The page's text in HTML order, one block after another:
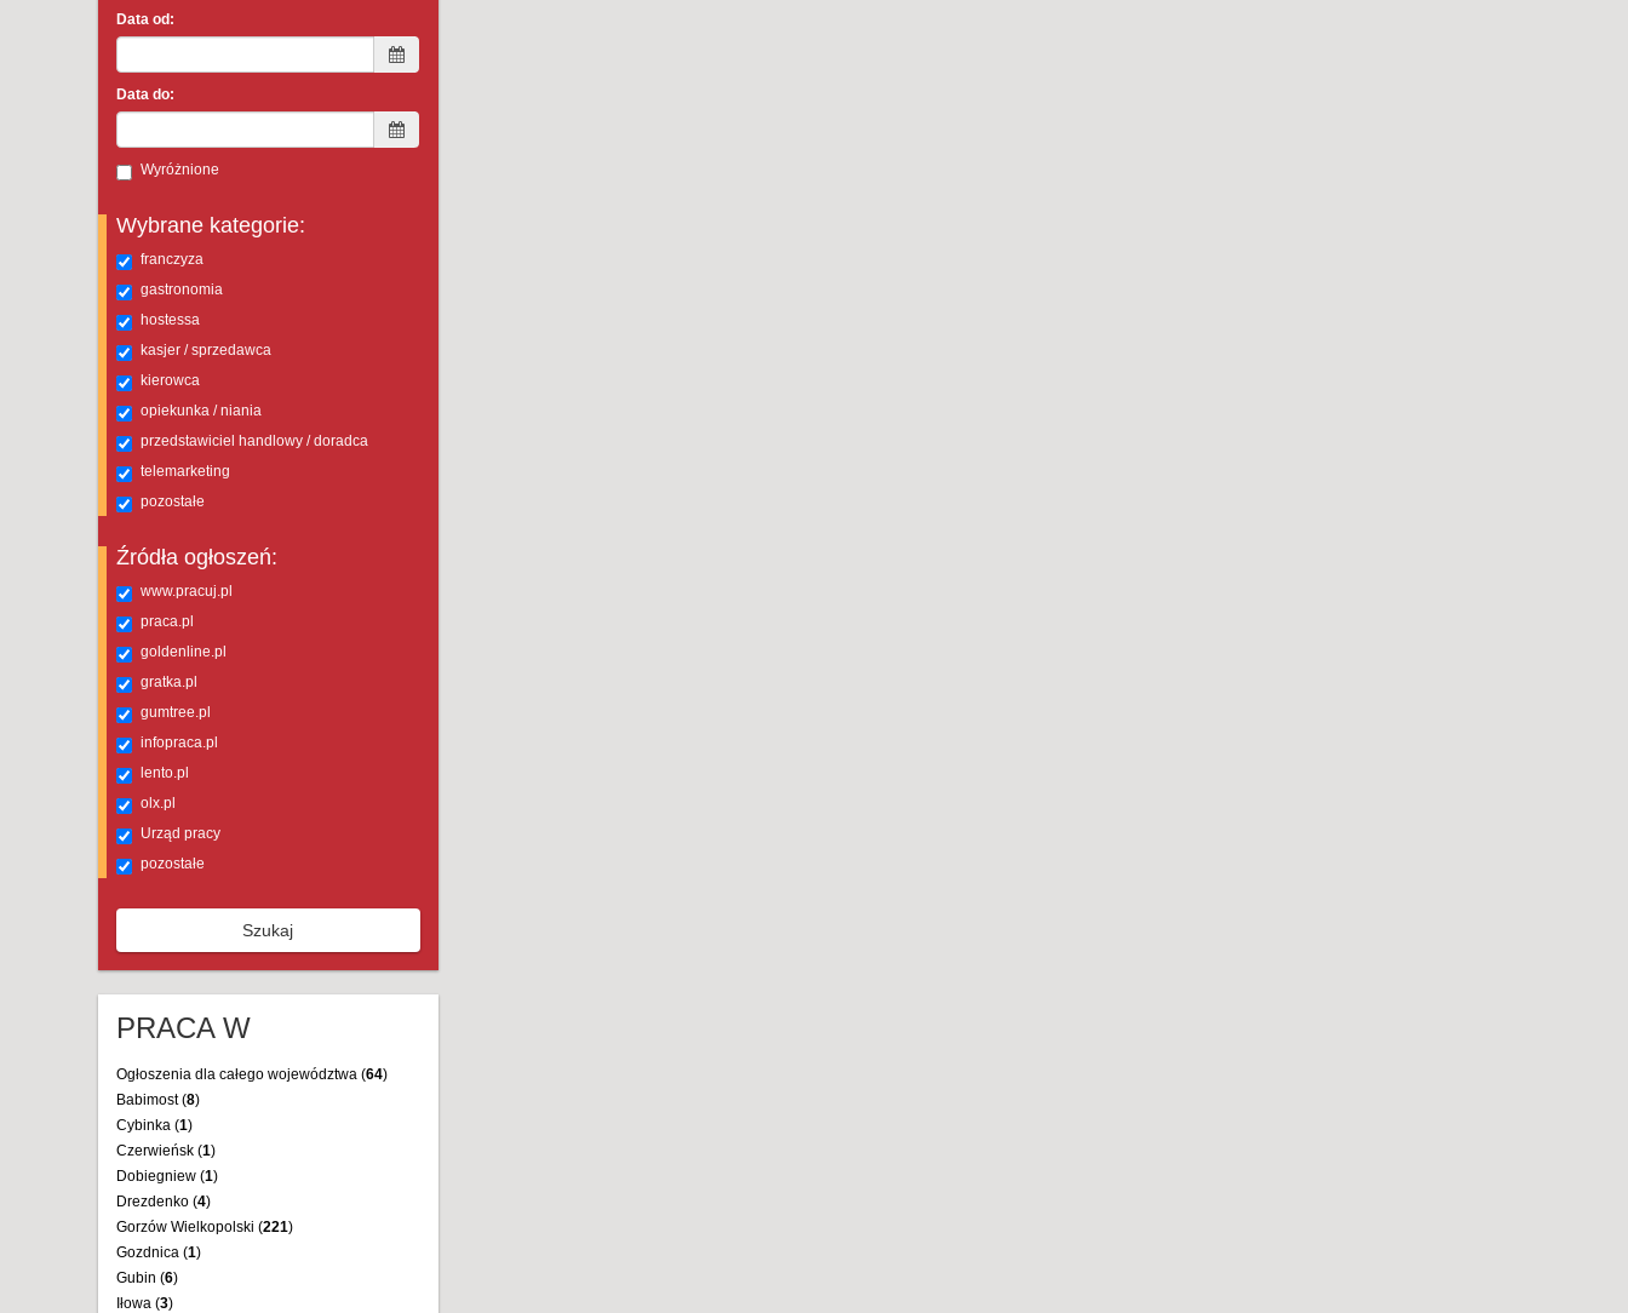
Data od:
Data do:
Wyróżnione
Wybrane kategorie:
franczyza
gastronomia
hostessa
kasjer / sprzedawca
kierowca
opiekunka / niania
przedstawiciel handlowy / doradca
telemarketing
pozostałe
Źródła ogłoszeń:
www.pracuj.pl
praca.pl
goldenline.pl
gratka.pl
gumtree.pl
infopraca.pl
lento.pl
olx.pl
Urząd pracy
pozostałe
Szukaj
PRACA W
Ogłoszenia dla całego województwa (64)
Babimost (8)
Cybinka (1)
Czerwieńsk (1)
Dobiegniew (1)
Drezdenko (4)
Gorzów Wielkopolski (221)
Gozdnica (1)
Gubin (6)
Iłowa (3)